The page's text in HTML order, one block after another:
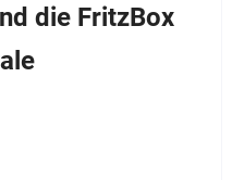
die FritzBox